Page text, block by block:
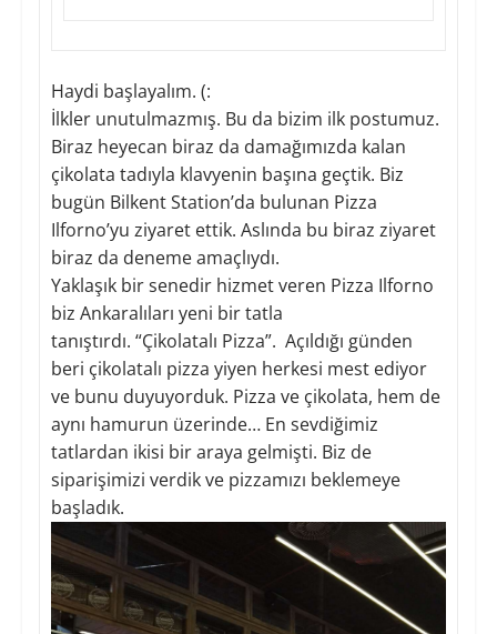
Haydi başlayalım. (:
İlkler unutulmazmış. Bu da bizim ilk postumuz.
Biraz heyecan biraz da damağımızda kalan
çikolata tadıyla klavyenin başına geçtik. Biz
bugün Bilkent Station’da bulunan Pizza
Ilforno’yu ziyaret ettik. Aslında bu biraz ziyaret
biraz da deneme amaçlıydı.
Yaklaşık bir senedir hizmet veren Pizza Ilforno
biz Ankaralıları yeni bir tatla
tanıştırdı. “Çikolatalı Pizza”. Açıldığı günden
beri çikolatalı pizza yiyen herkesi mest ediyor
ve bunu duyuyorduk. Pizza ve çikolata, hem de
aynı hamurun üzerinde… En sevdiğimiz
tatlardan ikisi bir araya gelmişti. Biz de
siparişimizi verdik ve pizzamızı beklemeye
başladık.